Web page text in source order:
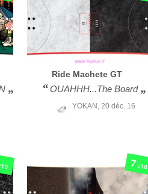
Ride Machete GT
OUAHHH...The Board
YOKAN, 20 déc. 16
7/10